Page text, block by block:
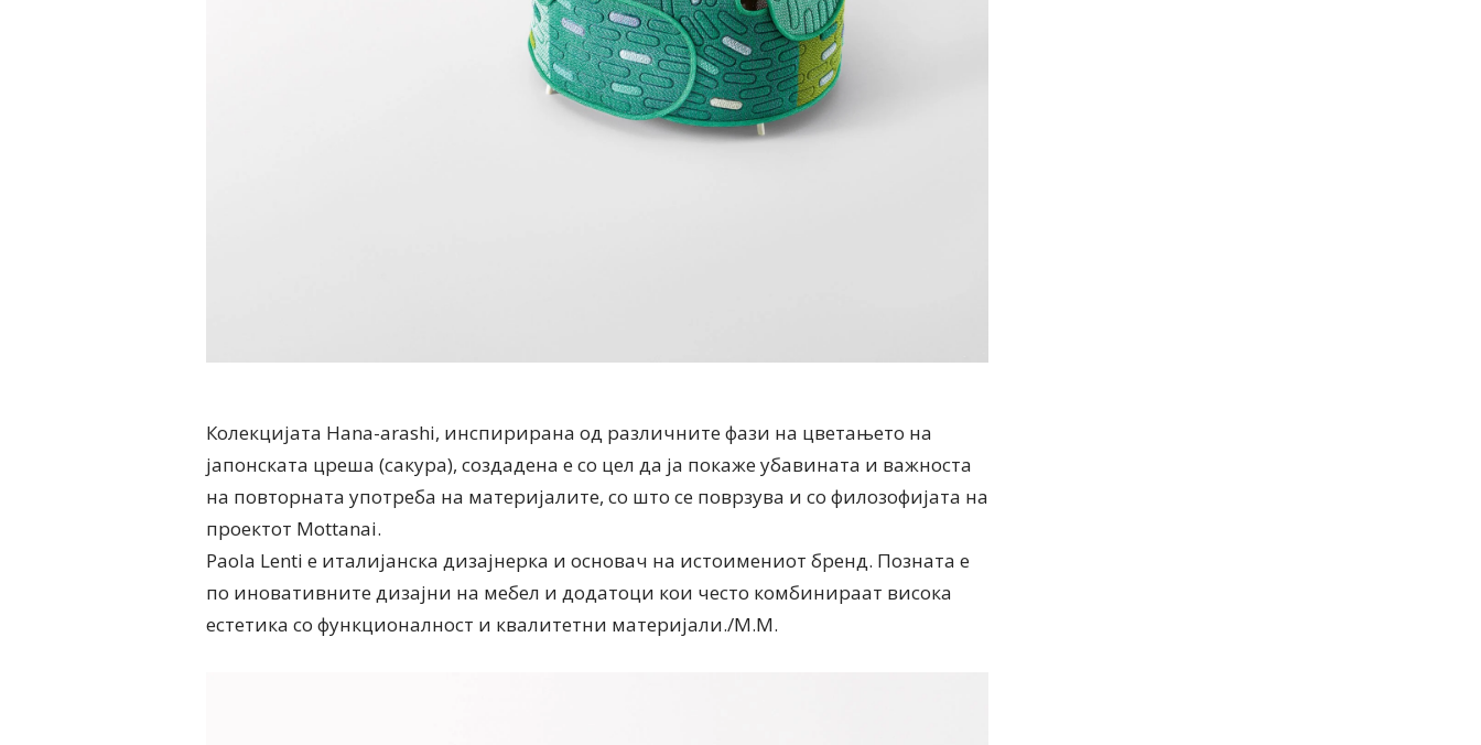
Колекцијата Hana-arashi, инспирирана од различните фази на цветањето на
јапонската цреша (сакура), создадена е со цел да ја покаже убавината и важноста
на повторната употреба на материјалите, со што се поврзува и со филозофијата на
проектот Mottanai.
Paola Lenti е италијанска дизајнерка и основач на истоимениот бренд. Позната е
по иновативните дизајни на мебел и додатоци кои често комбинираат висока
естетика со функционалност и квалитетни материјали./М.М.